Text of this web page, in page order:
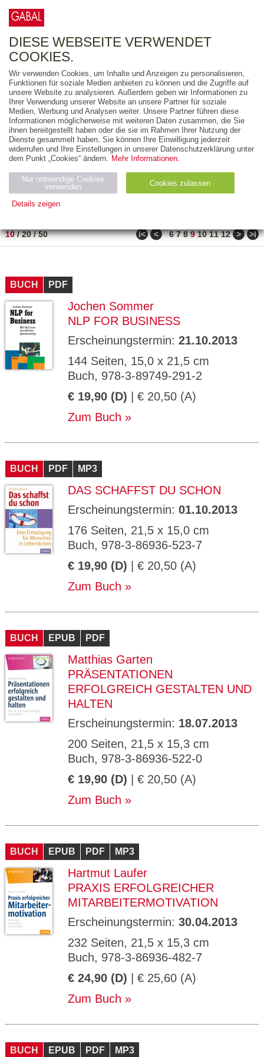
FREITEXT
AUSGABEART
AUS DER REIHE
ZUM THEMA
Neuerscheinung
Bestseller
PREIS
10/20/50 ǀ< < 6 7 8 9 10 11 12 > >ǀ
BUCH PDF
Jochen Sommer
NLP FOR BUSINESS
Erscheinungstermin: 21.10.2013
144 Seiten, 15,0 x 21,5 cm
Buch, 978-3-89749-291-2
€ 19,90 (D) | € 20,50 (A)
Zum Buch
BUCH PDF MP3
DAS SCHAFFST DU SCHON
Erscheinungstermin: 01.10.2013
176 Seiten, 21,5 x 15,0 cm
Buch, 978-3-86936-523-7
€ 19,90 (D) | € 20,50 (A)
Zum Buch
BUCH EPUB PDF
Matthias Garten
PRÄSENTATIONEN
ERFOLGREICH GESTALTEN UND
HALTEN
Erscheinungstermin: 18.07.2013
200 Seiten, 21,5 x 15,3 cm
Buch, 978-3-86936-522-0
€ 19,90 (D) | € 20,50 (A)
Zum Buch
BUCH EPUB PDF MP3
Hartmut Laufer
PRAXIS ERFOLGREICHER
MITARBEITERMOTIVATION
Erscheinungstermin: 30.04.2013
232 Seiten, 21,5 x 15,3 cm
Buch, 978-3-86936-482-7
€ 24,90 (D) | € 25,60 (A)
Zum Buch
BUCH EPUB PDF MP3
DIESE WEBSEITE VERWENDET
COOKIES.
Wir verwenden Cookies, um Inhalte und Anzeigen zu personalisieren,
Funktionen für soziale Medien anbieten zu können und die Zugriffe auf
unsere Website zu analysieren. Außerdem geben wir Informationen zu
Ihrer Verwendung unserer Website an unsere Partner für soziale
Medien, Werbung und Analysen weiter. Unsere Partner führen diese
Informationen möglicherweise mit weiteren Daten zusammen, die Sie
ihnen bereitgestellt haben oder die sie im Rahmen Ihrer Nutzung der
Dienste gesammelt haben. Sie können Ihre Einwilligung jederzeit
widerrufen und Ihre Einstellungen in unserer Datenschutzerklärung unter
dem Punkt „Cookies“ ändern. Mehr Informationen.
Nur notwendige Cookies
verwenden
Cookies zulassen
Details zeigen
Name Zweck
Ty
ESSION
_ID
verlag.
de
GV_CO
OKIES
gabal-
Speichert den Zustimmungsstatus des
Domäne.